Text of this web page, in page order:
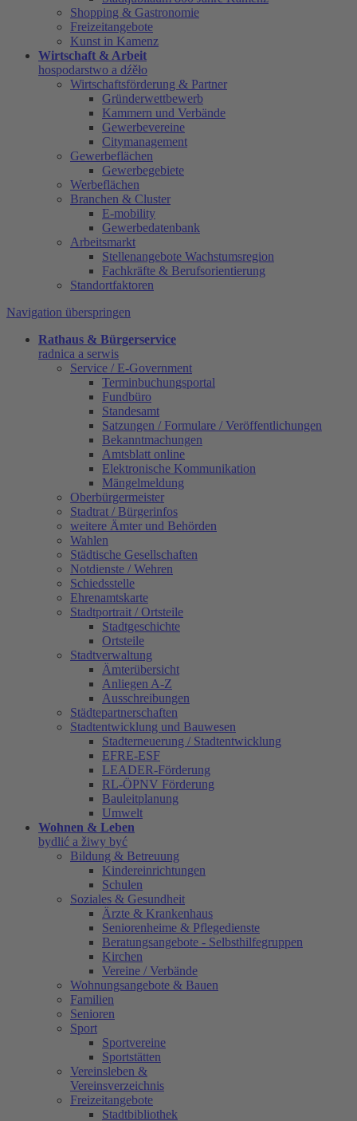
Shopping & Gastronomie
Freizeitangebote
Kunst in Kamenz
Wirtschaft & Arbeit
hospodarstwo a dźěło
Wirtschaftsförderung & Partner
Gründerwettbewerb
Kammern und Verbände
Gewerbevereine
Citymanagement
Gewerbeflächen
Gewerbegebiete
Werbeflächen
Branchen & Cluster
E-mobility
Gewerbedatenbank
Arbeitsmarkt
Stellenangebote Wachstumsregion
Fachkräfte & Berufsorientierung
Standortfaktoren
Navigation überspringen
Rathaus & Bürgerservice
radnica a serwis
Service / E-Government
Terminbuchungsportal
Fundbüro
Standesamt
Satzungen / Formulare / Veröffentlichungen
Bekanntmachungen
Amtsblatt online
Elektronische Kommunikation
Mängelmeldung
Oberbürgermeister
Stadtrat / Bürgerinfos
weitere Ämter und Behörden
Wahlen
Städtische Gesellschaften
Notdienste / Wehren
Schiedsstelle
Ehrenamtskarte
Stadtportrait / Ortsteile
Stadtgeschichte
Ortsteile
Stadtverwaltung
Ämterübersicht
Anliegen A-Z
Ausschreibungen
Städtepartnerschaften
Stadtentwicklung und Bauwesen
Stadterneuerung / Stadtentwicklung
EFRE-ESF
LEADER-Förderung
RL-ÖPNV Förderung
Bauleitplanung
Umwelt
Wohnen & Leben
bydlić a žiwy być
Bildung & Betreuung
Kindereinrichtungen
Schulen
Soziales & Gesundheit
Ärzte & Krankenhaus
Seniorenheime & Pflegedienste
Beratungsangebote - Selbsthilfegruppen
Kirchen
Vereine / Verbände
Wohnungsangebote & Bauen
Familien
Senioren
Sport
Sportvereine
Sportstätten
Vereinsleben &
Vereinsverzeichnis
Freizeitangebote
Stadtbibliothek